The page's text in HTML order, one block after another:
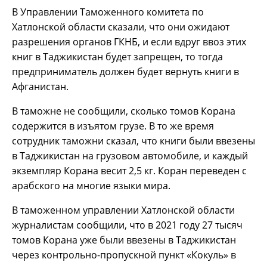
В Управлении Таможенного комитета по
Хатлонской области сказали, что они ожидают
разрешения органов ГКНБ, и если вдруг ввоз этих
книг в Таджикистан будет запрещен, то тогда
предприниматель должен будет вернуть книги в
Афганистан.
В таможне не сообщили, сколько томов Корана
содержится в изъятом грузе. В то же время
сотрудник таможни сказал, что книги были ввезены
в Таджикистан на грузовом автомобиле, и каждый
экземпляр Корана весит 2,5 кг. Коран переведен с
арабского на многие языки мира.
В таможенном управлении Хатлонской области
журналистам сообщили, что в 2021 году 27 тысяч
томов Корана уже были ввезены в Таджикистан
через контрольно-пропускной пункт «Кокуль» в